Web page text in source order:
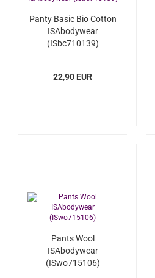
Panty Basic Bio Cotton
ISAbodywear
(ISbc710139)
22,90 EUR
Pants Wool
ISAbodywear
(ISwo715106)